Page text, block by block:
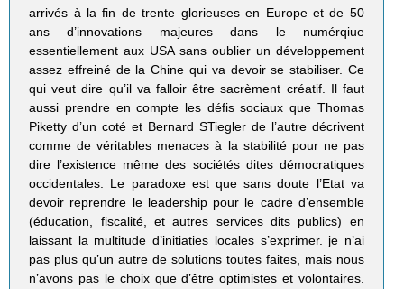
arrivés à la fin de trente glorieuses en Europe et de 50
ans d’innovations majeures dans le numérqiue
essentiellement aux USA sans oublier un développement
assez effreiné de la Chine qui va devoir se stabiliser. Ce
qui veut dire qu’il va falloir être sacrèment créatif. Il faut
aussi prendre en compte les défis sociaux que Thomas
Piketty d’un coté et Bernard STiegler de l’autre décrivent
comme de véritables menaces à la stabilité pour ne pas
dire l’existence même des sociétés dites démocratiques
occidentales. Le paradoxe est que sans doute l’Etat va
devoir reprendre le leadership pour le cadre d’ensemble
(éducation, fiscalité, et autres services dits publics) en
laissant la multitude d’initiaties locales s’exprimer. je n’ai
pas plus qu’un autre de solutions toutes faites, mais nous
n’avons pas le choix que d’être optimistes et volontaires.